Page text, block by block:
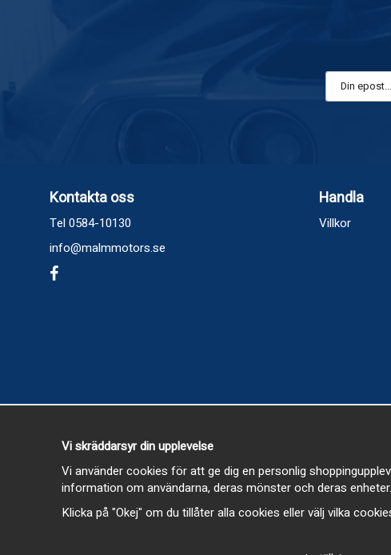
Kontakta oss
Tel 0584-10130
info@malmmotors.se
Handla
Villkor
Vi skräddarsyr din upplevelse
Vi använder cookies för att ge dig en personlig
information om användarna, deras mönster och deras enheter.
Klicka på "Okej" om du tillåter alla cookies eller välj vilka